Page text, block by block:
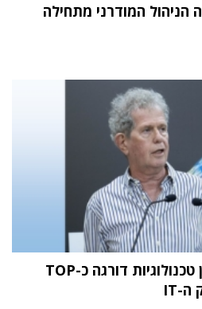
הניהול המודרני מתחילה
מחקר STKI השנתי: וואן טכנולוגיות דורגה כ-TOP